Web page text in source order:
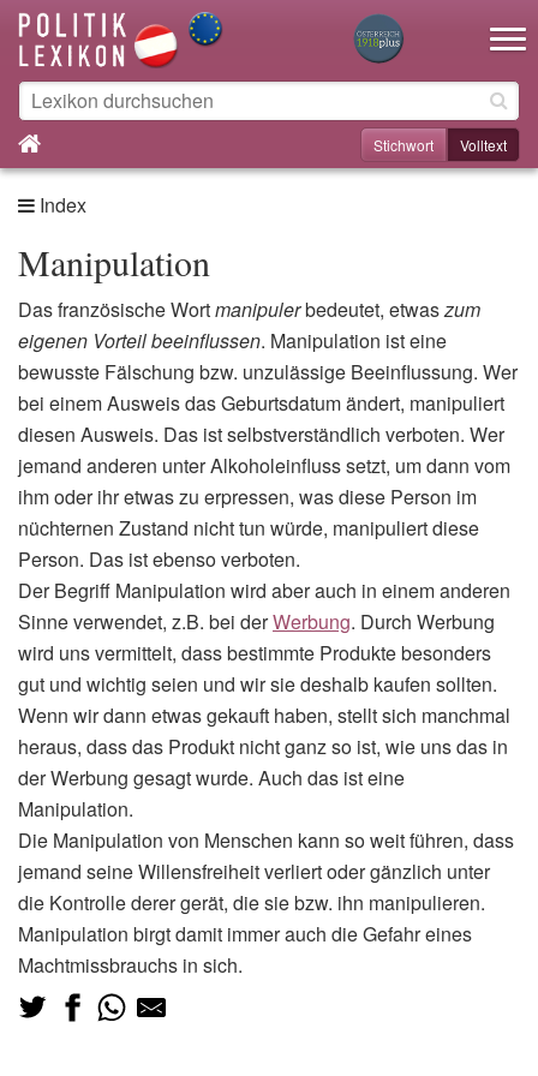
Stichwort Volltext
Index
Manipulation
Das französische Wortmanipulerbedeutet, etwaszum
eigenen Vorteil beeinflussen. Manipulation ist eine
bewusste Fälschung bzw. unzulässige Beeinflussung. Wer
bei einem Ausweis das Geburtsdatum ändert, manipuliert
diesen Ausweis. Das ist selbstverständlich verboten. Wer
jemand anderen unter Alkoholeinfluss setzt, um dann vom
ihm oder ihr etwas zu erpressen, was diese Person im
nüchternen Zustand nicht tun würde, manipuliert diese
Person. Das ist ebenso verboten.
Der Begriff Manipulation wird aber auch in einem anderen
Sinne verwendet, z.B. bei derWerbung. Durch Werbung
wird uns vermittelt, dass bestimmte Produkte besonders
gut und wichtig seien und wir sie deshalb kaufen sollten.
Wenn wir dann etwas gekauft haben, stellt sich manchmal
heraus, dass das Produkt nicht ganz so ist, wie uns das in
der Werbung gesagt wurde. Auch das ist eine
Manipulation.
Die Manipulation von Menschen kann so weit führen, dass
jemand seine Willensfreiheit verliert oder gänzlich unter
die Kontrolle derer gerät, die sie bzw. ihn manipulieren.
Manipulation birgt damit immer auch die Gefahr eines
Machtmissbrauchs in sich.